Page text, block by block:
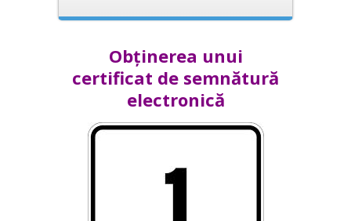
Obținerea unui
certificat de semnătură
electronică